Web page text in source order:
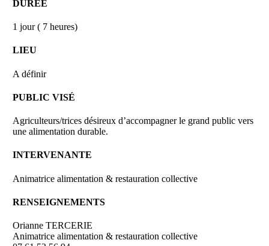
DURÉE
1 jour ( 7 heures)
LIEU
A définir
PUBLIC VISÉ
Agriculteurs/trices désireux d’accompagner le grand public vers
une alimentation durable.
INTERVENANTE
Animatrice alimentation & restauration collective
RENSEIGNEMENTS
Orianne TERCERIE
Animatrice alimentation & restauration collective